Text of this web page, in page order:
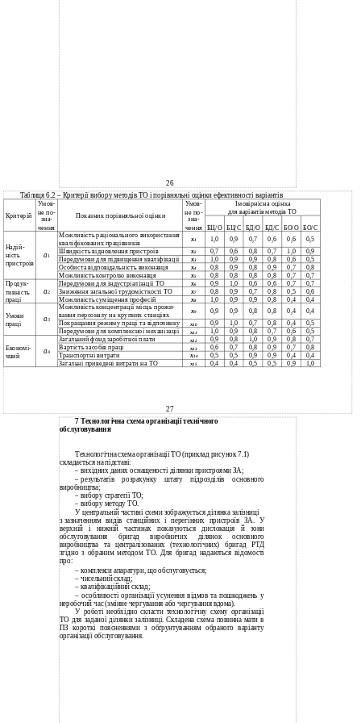
26
Таблиця 6.2 – Критерії вибору методів ТО і порівняльні оцінки ефективності варіантів
Умов- Умов-
Імовірнісна оцінка
Критерій
не по- Показник порівняльної оцінки не по- для варіантів методів ТО
зна- зна-
БЦ/О БЦ/С БД/О БД/С БО/О БО/С
чення
чення
Можливість раціонального використання
х1 1,0 0,9 0,7 0,6 0,6 0,5
кваліфікованих працівників
Надій-
а 1
Швидкість відновлення пристроїв х2 0,7 0,6 0,8 0,7 1,0 0,9
ність Передумови для підвищення кваліфікації х3 1,0 0,9 0,9 0,8 0,6 0,5
пристроїв
Особиста відповідальність виконавця х4 0,8 0,9 0,8 0,9 0,7
0,8
Можливість контролю виконавця
х5 0,8 0,8 0,8 0,8 0,7
0,7
Продук-
Передумови для індустріалізації ТО х6 0,9 1,0 0,6 0,6 0,7
0,7
тивність
а2 Зниження загальної трудомісткості ТО х7 0,8 0,9 0,7 0,8 0,5
0,6
праці
Можливість суміщення професій х8 1,0 0,9 0,9 0,8 0,4
0,4
Можливість концентрації місць прожи-
х9 0,9 0,9 0,8 0,8 0,4 0,4
Умови вання персоналу на крупних станціях
а3
праці Покращання режиму праці та відпочинку х10 0,9 1,0 0,7 0,8 0,4
0,5
Передумови для комплексної механізації
х11 1,0 0,9 0,8 0,7 0,6
0,5
Загальний фонд заробітної плати
х12 0,9 0,8 1,0 0,9 0,8
0,7
Економі-
а4
Вартість засобів праці х13 0,6 0,7 0,8 0,9 0,7
0,8
чний
Транспортні витрати х14 0,5 0,5 0,9 0,9 0,4 0,4
Загальні приведені витрати на ТО х15 0,4 0,4 0,5 0,5 0,9 1,0
27
7 Технологічна схема організації технічного
обслуговування
Технологічна схема організації ТО (приклад рисунок 7.1)
складається на підставі:
– вихідних даних оснащеності ділянки пристроями ЗА;
– результатів розрахунку штату підрозділів основного
виробництва;
– вибору стратегії ТО;
– вибору методу ТО.
У центральній частині схеми зображується ділянка залізниці
з зазначенням видів станційних і перегінних пристроїв ЗА. У
верхній і нижній частинах показуються дислокація й зони
обслуговування бригад виробничих ділянок основного
виробництва та централізованих (технологічних) бригад РТД
згідно з обраним методом ТО. Для бригад надаються відомості
про:
– комплекси апаратури, що обслуговується;
– чисельний склад;
– кваліфікаційний склад;
– особливості організації усунення відмов та пошкоджень у
неробочий час (змінне чергування або чергування вдома).
У роботі необхідно скласти технологічну схему організації
ТО для заданої ділянки залізниці. Складена схема повинна мати в
ПЗ короткі поясненнями з обґрунтуванням обраного варіанту
організації обслуговування.